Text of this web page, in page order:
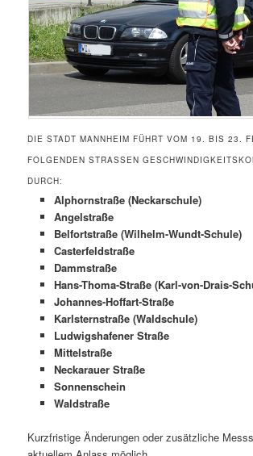
DIE STADT MANNHEIM FÜHRT VOM 19. BIS 23.
FOLGENDEN STRASSEN
URCH:
Alphornstraße (Neckarschule)
Angelstraße
Belfortstraße (Wilhelm-Wundt-Schule)
Casterfeldstraße
Dammstraße
Hans-Thoma-Straße (Karl-von-Drais-
Johannes-Hoffart-Straße
Karlsternstraße (Waldschule)
Ludwigshafener Straße
Mittelstraße
Neckarauer Straße
Sonnenschein
Waldstraße
Kurzfristige Änderungen oder zusätzliche